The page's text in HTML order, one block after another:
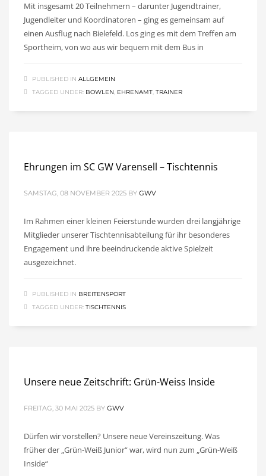
Mit insgesamt 20 Teilnehmern – darunter Jugendtrainer,
Jugendleiter und Koordinatoren – ging es gemeinsam auf
einen Ausflug nach Bielefeld. Los ging es mit dem Treffen am
Sportheim, von wo aus wir bequem mit dem Bus in
PUBLISHED IN ALLGEMEIN
TAGGED UNDER: BOWLEN, EHRENAMT, TRAINER
Ehrungen im SC GW Varensell – Tischtennis
SAMSTAG, 08 NOVEMBER 2025 BY GWV
Im Rahmen einer kleinen Feierstunde wurden drei langjährige
Mitglieder unserer Tischtennisabteilung für ihr besonderes
Engagement und ihre beeindruckende aktive Spielzeit
ausgezeichnet.
PUBLISHED IN BREITENSPORT
TAGGED UNDER: TISCHTENNIS
Unsere neue Zeitschrift: Grün-Weiss Inside
FREITAG, 30 MAI 2025 BY GWV
Dürfen wir vorstellen? Unsere neue Vereinszeitung. Was
früher der „Grün-Weiß Junior“ war, wird nun zum „Grün-Weiß
Inside“